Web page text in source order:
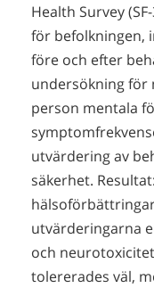
Health Survey
för befolkningen,
före och efter
undersökning för
person mentala
utvärdering av
säkerhet.
utvärderingarna
och
tolererades väl,